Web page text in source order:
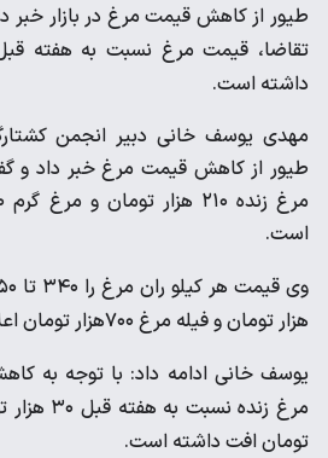
طیور از کاهش قیمت مرغ در بازار خبر
داشته است.
مهدی یوسف خانی دبیر انجمن
طیور از کاهش قیمت مرغ خبر داد و
است.
هزار تومان و فیله مرغ ۷۰۰هزار تومان اعلام کرد.
یوسف خانی ادامه داد: با توجه به
تومان افت داشته است.